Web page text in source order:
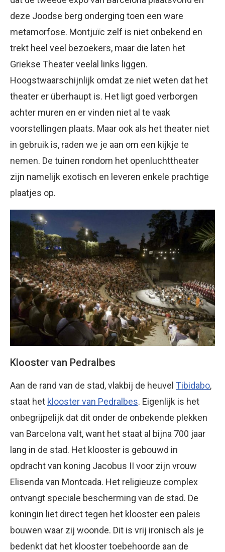
deze Joodse berg onderging toen een ware
metamorfose. Montjuïc zelf is niet onbekend en
trekt heel veel bezoekers, maar die laten het
Griekse Theater veelal links liggen.
Hoogstwaarschijnlijk omdat ze niet weten dat het
theater er überhaupt is. Het ligt goed verborgen
achter muren en er vinden niet al te vaak
voorstellingen plaats. Maar ook als het theater niet
in gebruik is, raden we je aan om een kijkje te
nemen. De tuinen rondom het openluchttheater
zijn namelijk exotisch en leveren enkele prachtige
plaatjes op.
Klooster van Pedralbes
Aan de rand van de stad, vlakbij de heuvel Tibidabo,
staat het klooster van Pedralbes. Eigenlijk is het
onbegrijpelijk dat dit onder de onbekende plekken
van Barcelona valt, want het staat al bijna 700 jaar
lang in de stad. Het klooster is gebouwd in
opdracht van koning Jacobus II voor zijn vrouw
Elisenda van Montcada. Het religieuze complex
ontvangt speciale bescherming van de stad. De
koningin liet direct tegen het klooster een paleis
bouwen waar zij woonde. Dit is vrij ironisch als je
bedenkt dat het klooster toebehoorde aan de